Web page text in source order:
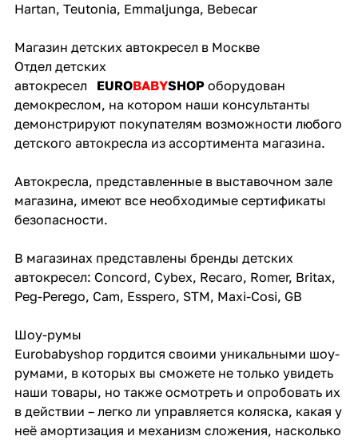
Hartan, Teutonia, Emmaljunga, Bebecar
Магазин детских автокресел в Москве
Отдел детских
автокресел EUROBABYSHOPоборудован
демокреслом, на котором наши консультанты
демонстрируют покупателям возможности любого
детского автокресла из ассортимента магазина.
Автокресла, представленные в выставочном зале
магазина, имеют все необходимые сертификаты
безопасности.
В магазинах представлены бренды детских
автокресел: Concord, Cybex, Recaro, Romer, Britax,
Peg-Perego, Cam, Esspero, STM, Maxi-Cosi, GB
Шоу-румы
Eurobabyshop гордится своими уникальными шоу-
румами, в которых вы сможете не только увидеть
наши товары, но также осмотреть и опробовать их
в действии – легко ли управляется коляска, какая у
неё амортизация и механизм сложения, насколько